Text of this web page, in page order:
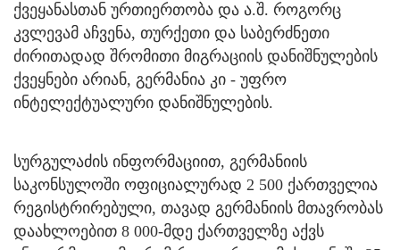
ქვეყანასთან ურთიერთობა და ა.შ. როგორც
კვლევამ აჩვენა, თურქეთი და საბერძნეთი
ძირითადად შრომითი მიგრაციის დანიშნულების
ქვეყნები არიან, გერმანია კი - უფრო
ინტელექტუალური დანიშნულების.
სურგულაძის ინფორმაციით, გერმანიის
საკონსულოში ოფიციალურად 2 500 ქართველია
რეგისტრირებული, თავად გერმანიის მთავრობას
დაახლოებით 8 000-მდე ქართველზე აქვს